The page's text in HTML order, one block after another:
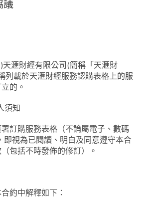
議
天滙財經有限公司 (簡稱「天滙財
列載於天滙財經服務認購表格上的服
的。
須知
訂購服務表格（不論屬電子、數碼
即視為已閱讀、明白及同意遵守本合
包括不時發佈的修訂）。
約中解釋如下：